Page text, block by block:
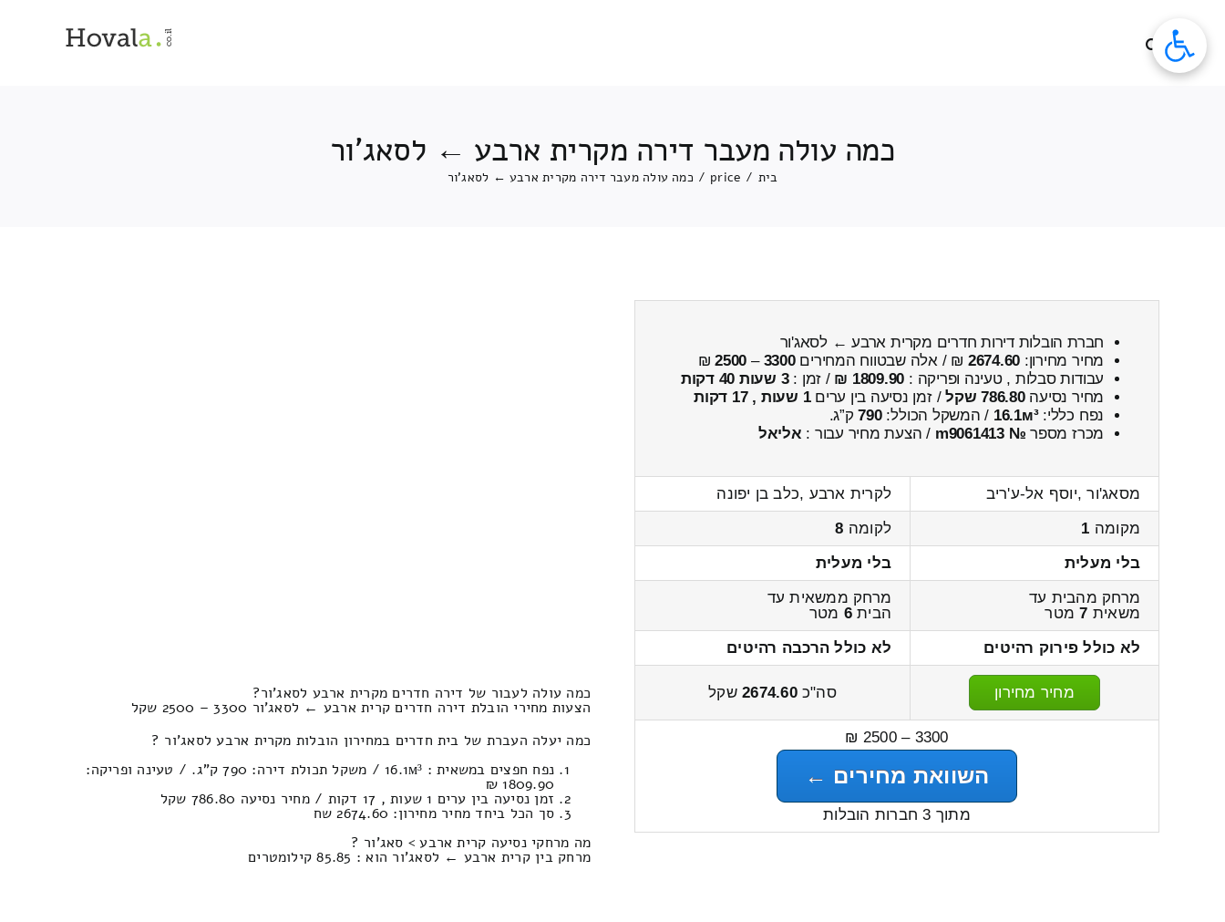
כמה עולה מעבר דירה מקרית ארבע ← לסאג'ור
בית /
price
/ כמה עולה מעבר דירה מקרית ארבע ← לסאג'ור
חברת הובלות דירות חדרים מקרית ארבע ← לסאג'ור
מחיר מחירון: 2674.60 ₪ / אלה שבטווח המחירים3300
–
2500
₪
עבודות סבלות , טעינה ופריקה : 1809.90 ₪ / זמן :3 שעות 40 דקות
מחיר נסיעה786.80 שקל / זמן נסיעה בין ערים1 שעות , 17 דקות
נפח כללי:16.1м³ / המשקל הכולל:790ק”ג.
מכרז מספר № m9061413 / הצעת מחיר עבור : אליאל
מסאג'ור ,יוסף אל-ע'ריב
לקרית ארבע ,כלב בן יפונה
מקומה 1 לקומה 8
בלי מעלית
בלי מעלית
מרחק מהבית עד
משאית 7מטר
מרחק ממשאית עד
הבית6 מטר
לא כולל פירוק רהיטים
לא כולל הרכבה רהיטים
מחיר מחירון סה"כ2674.60שקל
3300 – 2500 ₪
השוואת מחירים ←
מתוך 3 חברות הובלות
כמה עולה לעבור של דירה חדרים מקרית ארבע לסאג'ור?
הצעות מחירי הובלת דירה חדרים קרית ארבע ← לסאג'ור 3300 – 2500 שקל
כמה יעלה העברת של בית חדרים במחירון הובלות מקרית ארבע לסאג'ור ?
נפח חפצים במשאית : 16.1м³ / משקל תכולת דירה: 790 ק”ג. / טעינה ופריקה:
1809.90 ₪
זמן נסיעה בין ערים 1 שעות , 17 דקות / מחיר נסיעה 786.80 שקל
סך הכל ביחד מחיר מחירון: 2674.60 שח
מה מרחקי נסיעה קרית ארבע > סאג'ור ?
מרחק בין קרית ארבע ← לסאג'ור הוא : 85.85 קילומטרים